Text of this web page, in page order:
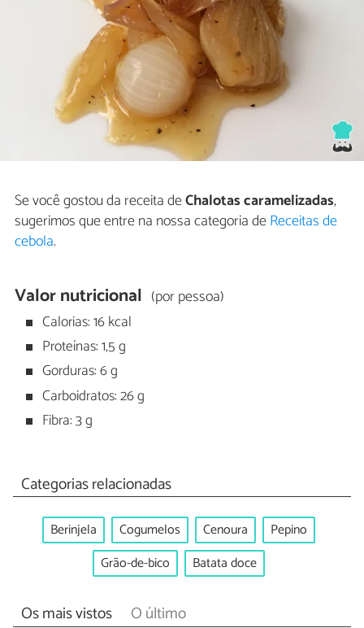
Se você gostou da receita deChalotas caramelizadas,
sugerimos que entre na nossa categoria deReceitas de
cebola.
Valor nutricional (por pessoa)
Calorias: 16 kcal
Proteínas: 1,5 g
Gorduras: 6 g
Carboidratos: 26 g
Fibra: 3 g
Categorias relacionadas
Berinjela Cogumelos Cenoura
Pepino
Grão-de-bico
Batata doce
Os mais vistos O último